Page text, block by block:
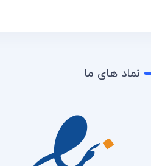
نماد های ما